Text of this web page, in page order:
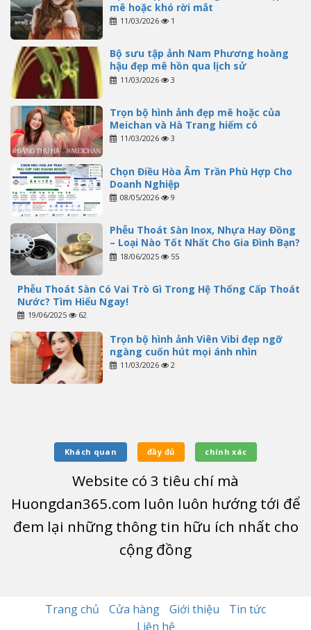
mê hoặc khó rời mắt
11/03/2026 1
Bộ sưu tập ảnh Nam Phương hoàng
hậu đẹp mê hồn qua lịch sử
11/03/2026 3
Trọn bộ hình ảnh đẹp mê hoặc của
Meichan và Hà Trang hiếm có
11/03/2026 3
Chọn Điều Hòa Âm Trần Phù Hợp Cho
Doanh Nghiệp
08/05/2026 9
Phễu Thoát Sàn Inox, Nhựa Hay Đồng
– Loại Nào Tốt Nhất Cho Gia Đình Bạn?
18/06/2025 55
Phễu Thoát Sàn Có Vai Trò Gì Trong Hệ Thống Cấp Thoát
Nước? Tìm Hiểu Ngay!
19/06/2025 62
Trọn bộ hình ảnh Viên Vibi đẹp ngỡ
ngàng cuốn hút mọi ánh nhìn
11/03/2026 2
Khách quan đầy đủ chính xác
Website có 3 tiêu chí mà
Huongdan365.com luôn luôn hướng tới để
đem lại những thông tin hữu ích nhất cho
cộng đồng
Trang chủ Cửa hàng Giới thiệu
Tin tức
Liên hệ